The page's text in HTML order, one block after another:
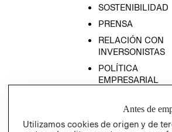
SOSTENIBILIDAD
PRENSA
RELACIÓN CON
INVERSONISTAS
POLÍTICA
EMPRESARIAL
Antes de
Utilizamos cookies de origen y de